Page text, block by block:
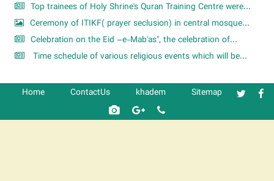
Top trainees of Holy Shrine's Quran Training Centre were...
Ceremony of ITIKF( prayer seclusion) in central mosque...
Celebration on the Eid –e-Mab'as", the celebration of...
Time schedule of various religious events which will be...
Home ContactUs khadem Sitemap